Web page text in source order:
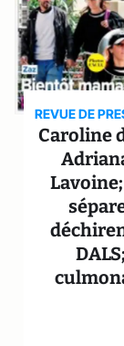
REVUE DE
Caroline